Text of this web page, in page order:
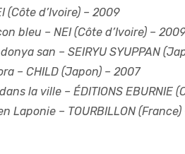
(Côte d’Ivoire) – 2009
bleu – NEI (Côte d’Ivoire) – 2009
san – SEIRYU SYUPPAN
– CHILD (Japon) – 2007
la ville – ÉDITIONS EBURNIE
Laponie – TOURBILLON